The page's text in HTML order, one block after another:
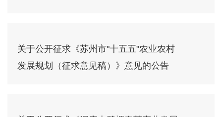
关于公开征求《苏州市"十五五"农业农村
发展规划（征求意见稿）》意见的公告